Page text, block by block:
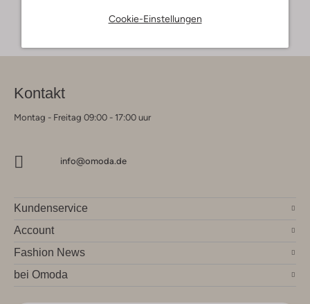
Cookie-Einstellungen
Kontakt
Montag - Freitag 09:00 - 17:00 uur
info@omoda.de
Kundenservice
Account
Fashion News
bei Omoda